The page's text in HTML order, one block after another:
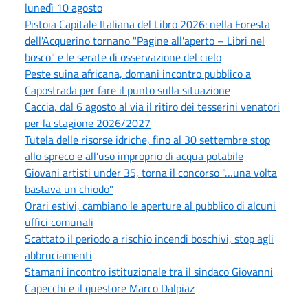
lunedì 10 agosto
Pistoia Capitale Italiana del Libro 2026: nella Foresta
dell'Acquerino tornano "Pagine all'aperto – Libri nel
bosco" e le serate di osservazione del cielo
Peste suina africana, domani incontro pubblico a
Capostrada per fare il punto sulla situazione
Caccia, dal 6 agosto al via il ritiro dei tesserini venatori
per la stagione 2026/2027
Tutela delle risorse idriche, fino al 30 settembre stop
allo spreco e all’uso improprio di acqua potabile
Giovani artisti under 35, torna il concorso "…una volta
bastava un chiodo"
Orari estivi, cambiano le aperture al pubblico di alcuni
uffici comunali
Scattato il periodo a rischio incendi boschivi, stop agli
abbruciamenti
Stamani incontro istituzionale tra il sindaco Giovanni
Capecchi e il questore Marco Dalpiaz